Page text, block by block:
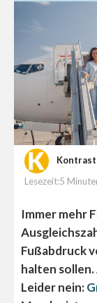
Lesezeit:5
Immer mehr
Fußabdruck
halten
Leider nein: